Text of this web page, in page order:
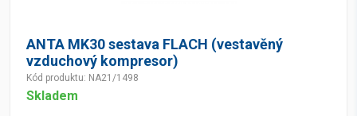
ANTA MK30 sestava FLACH (vestavěný
vzduchový kompresor)
Kód produktu: NA21/1498
Skladem